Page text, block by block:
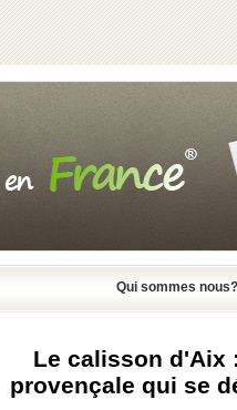
Qui sommes nous?
Le calisson d'Aix
provençale qui se